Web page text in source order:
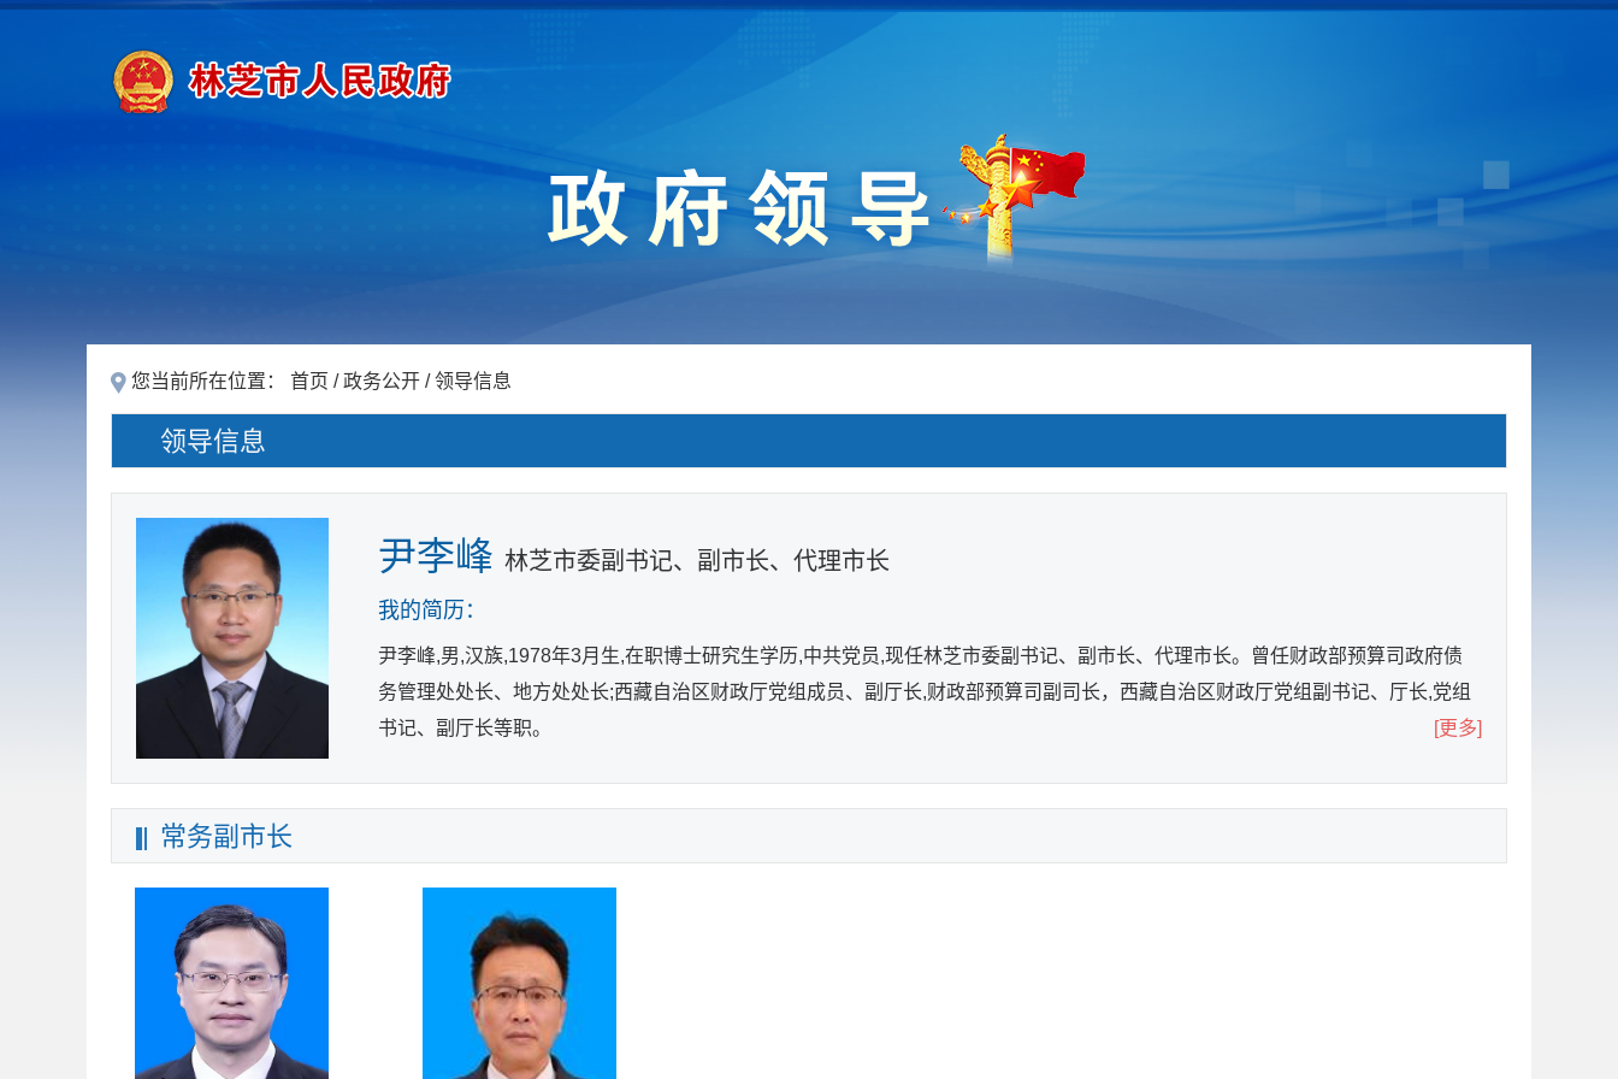
您当前所在位置： 首页 /政务公开 /领导信息
领导信息
尹李峰林芝市委副书记、副市长、代理市长
我的简历：
尹李峰,男,汉族,1978年3月生,在职博士研究生学历,中共党员,现任林芝市委副书记、副市长、代理市长。曾任财政部预算司政府债
务管理处处长、地方处处长;西藏自治区财政厅党组成员、副厅长,财政部预算司副司长，西藏自治区财政厅党组副书记、厅长,党组
书记、副厅长等职。
[更多]
常务副市长